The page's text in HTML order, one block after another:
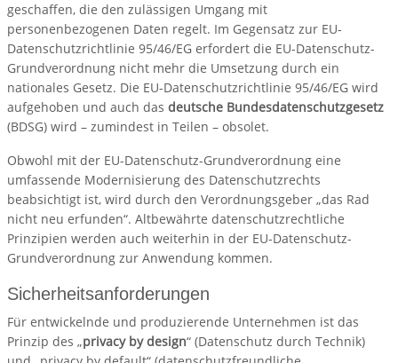
geschaffen, die den zulässigen Umgang mit
personenbezogenen Daten regelt. Im Gegensatz zur EU-
Datenschutzrichtlinie 95/46/EG erfordert die EU-Datenschutz-
Grundverordnung nicht mehr die Umsetzung durch ein
nationales Gesetz. Die EU-Datenschutzrichtlinie 95/46/EG wird
aufgehoben und auch das deutsche Bundesdatenschutzgesetz
(BDSG) wird – zumindest in Teilen – obsolet.
Obwohl mit der EU-Datenschutz-Grundverordnung eine
umfassende Modernisierung des Datenschutzrechts
beabsichtigt ist, wird durch den Verordnungsgeber „das Rad
nicht neu erfunden“. Altbewährte datenschutzrechtliche
Prinzipien werden auch weiterhin in der EU-Datenschutz-
Grundverordnung zur Anwendung kommen.
Sicherheitsanforderungen
Für entwickelnde und produzierende Unternehmen ist das
Prinzip des „privacy by design“ (Datenschutz durch Technik)